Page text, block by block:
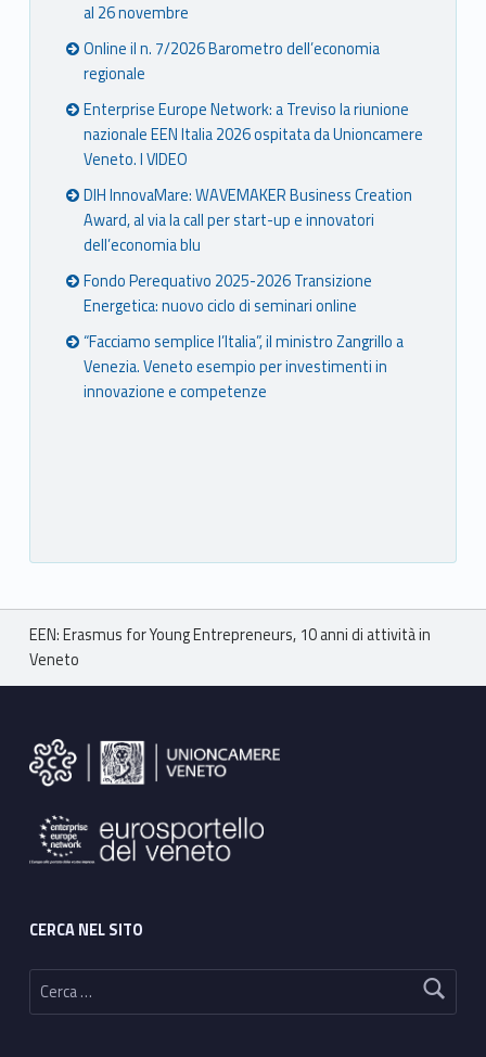
al 26 novembre
Online il n. 7/2026 Barometro dell’economia
regionale
Enterprise Europe Network: a Treviso la riunione
nazionale EEN Italia 2026 ospitata da Unioncamere
Veneto. I VIDEO
DIH InnovaMare: WAVEMAKER Business Creation
Award, al via la call per start-up e innovatori
dell’economia blu
Fondo Perequativo 2025-2026 Transizione
Energetica: nuovo ciclo di seminari online
“Facciamo semplice l’Italia”, il ministro Zangrillo a
Venezia. Veneto esempio per investimenti in
innovazione e competenze
Breadcrumbs navigation
EEN: Erasmus for Young Entrepreneurs, 10 anni di attività in
Veneto
CERCA NEL SITO
Ricerca per: